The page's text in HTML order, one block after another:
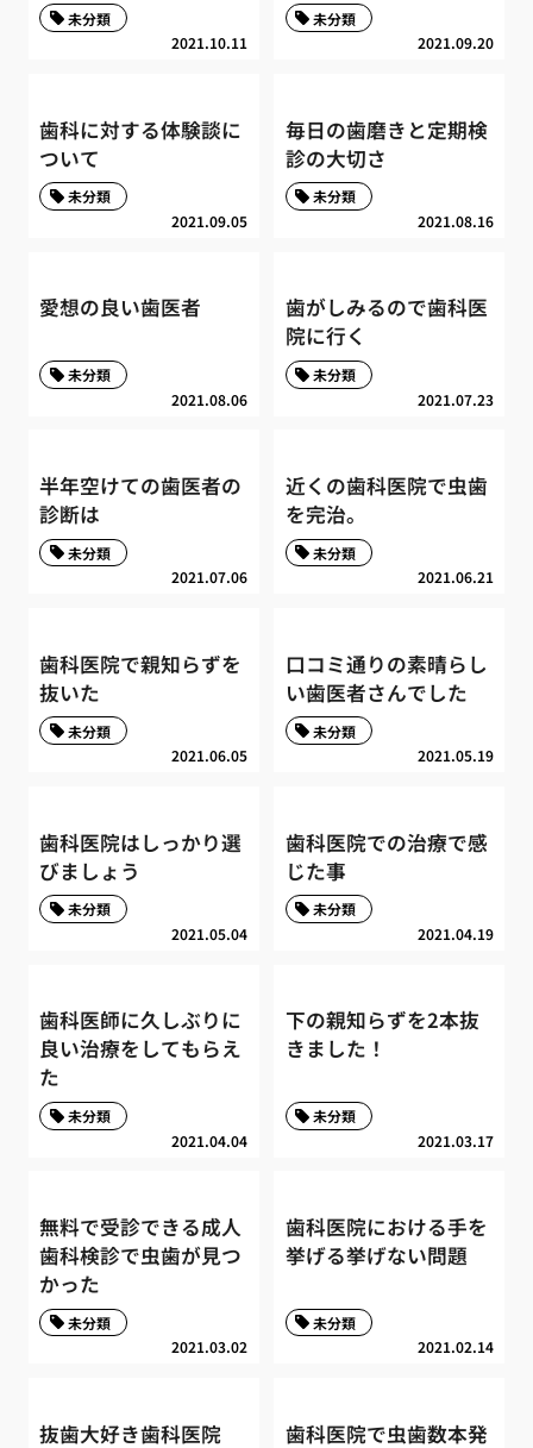
2021.10.11
未分類
2021.09.20
未分類
歯科に対する体験談に
ついて
2021.09.05
未分類
毎日の歯磨きと定期検
診の大切さ
2021.08.16
未分類
愛想の良い歯医者
2021.08.06
未分類
歯がしみるので歯科医
院に行く
2021.07.23
未分類
半年空けての歯医者の
診断は
2021.07.06
未分類
近くの歯科医院で虫歯
を完治。
2021.06.21
未分類
歯科医院で親知らずを
抜いた
2021.06.05
未分類
口コミ通りの素晴らし
い歯医者さんでした
2021.05.19
未分類
歯科医院はしっかり選
びましょう
2021.05.04
未分類
歯科医院での治療で感
じた事
2021.04.19
未分類
歯科医師に久しぶりに
良い治療をしてもらえ
た
2021.04.04
未分類
下の親知らずを2本抜
きました！
2021.03.17
未分類
無料で受診できる成人
歯科検診で虫歯が見つ
かった
2021.03.02
未分類
歯科医院における手を
挙げる挙げない問題
2021.02.14
未分類
抜歯大好き歯科医院
歯科医院で虫歯数本発